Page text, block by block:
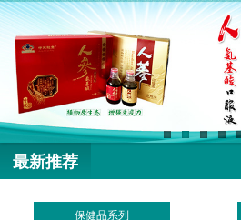
最新推荐
保健品系列